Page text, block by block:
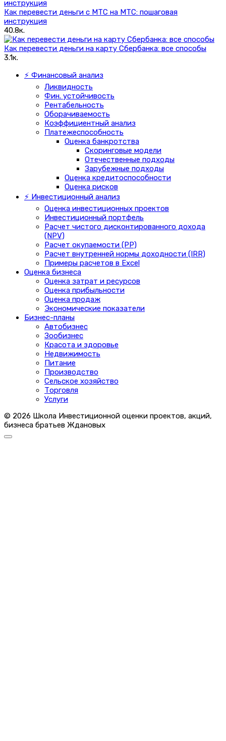
Как перевести деньги с МТС на МТС: пошаговая
инструкция
40.8к.
Как перевести деньги на карту Сбербанка: все способы
3.1к.
⚡ Финансовый анализ
Ликвидность
Фин. устойчивость
Рентабельность
Оборачиваемость
Коэффициентный анализ
Платежеспособность
Оценка банкротства
Скоринговые модели
Отечественные подходы
Зарубежные подходы
Оценка кредитоспособности
Оценка рисков
⚡ Инвестиционный анализ
Оценка инвестиционных проектов
Инвестиционный портфель
Расчет чистого дисконтированного дохода
(NPV)
Расчет окупаемости (PP)
Расчет внутренней нормы доходности (IRR)
Примеры расчетов в Excel
Оценка бизнеса
Оценка затрат и ресурсов
Оценка прибыльности
Оценка продаж
Экономические показатели
Бизнес-планы
Автобизнес
Зообизнес
Красота и здоровье
Недвижимость
Питание
Производство
Сельское хозяйство
Торговля
Услуги
© 2026 Школа Инвестиционной оценки проектов, акций,
бизнеса братьев Ждановых